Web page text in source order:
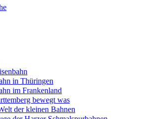
in Thüringen
im Frankenland
bewegt was
der kleinen Bahnen